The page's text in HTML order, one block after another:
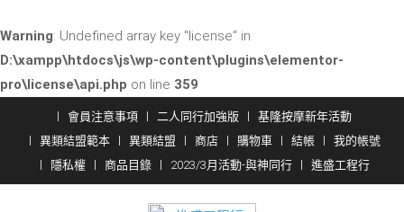
Warning: Undefined array key "license" in
D:\xampp\htdocs\js\wp-content\plugins\elementor-
pro\license\api.php on line 359
content
會員注意事項 二人同行加強版
基隆按摩新年活動
異類結盟範本
異類結盟 商店 購物車 結帳
我的帳號
隱私權
商品目錄 2023/3月活動-與神同行 進盛工程行